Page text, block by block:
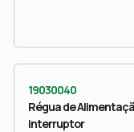
19030040
Régua de
interruptor